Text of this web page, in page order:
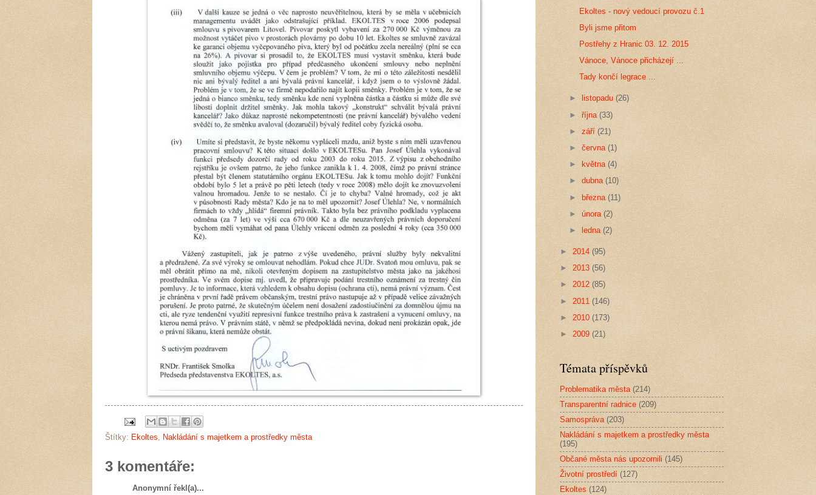
Štítky: Ekoltes, Nakládání s majetkem a prostředky města
3 komentáře:
Anonymní řekl(a)...
Ekoltes - nový vedoucí provozu č.1
Byli jsme přitom
Postřehy z Hranic 03. 12. 2015
Vánoce, Vánoce přicházejí ...
Tady končí legrace ...
► listopadu(26)
►října (33)
►září(21)
►června(1)
►
května (4)
►dubna(10)
►března(11)
► února(2)
►
ledna(2)
► 2014 (95)
► 2013 (56)
► 2012 (85)
► 2011 (146)
► 2010 (173)
► 2009 (21)
Témata příspěvků
Problematika města (214)
Transparentní radnice (209)
Samospráva (203)
Nakládání s majetkem a prostředky města
(195)
Občané města nás upozornili (145)
Životní prostředí (127)
Ekoltes (124)